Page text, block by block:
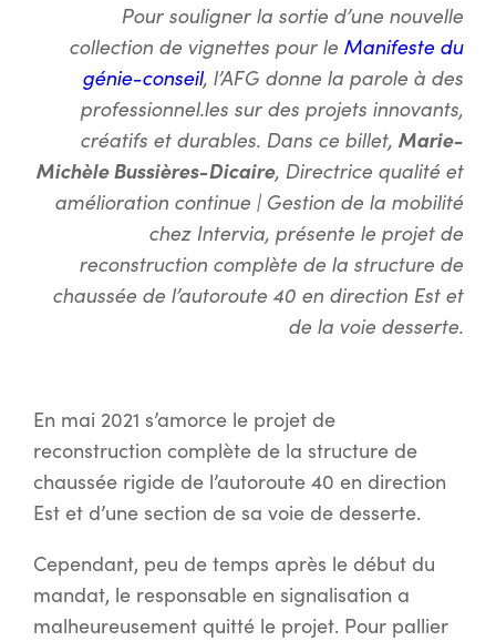
Pour souligner la sortie d’une nouvelle
collection de vignettes pour le Manifeste du
génie-conseil, l’AFG donne la parole à des
professionnel.les sur des projets innovants,
créatifs et durables. Dans ce billet, Marie-
Michèle Bussières-Dicaire, Directrice qualité et
amélioration continue | Gestion de la mobilité
chez Intervia, présente le projet de
reconstruction complète de la structure de
chaussée de l’autoroute 40 en direction Est et
de la voie desserte.
En mai 2021 s’amorce le projet de
reconstruction complète de la structure de
chaussée rigide de l’autoroute 40 en direction
Est et d’une section de sa voie de desserte.
Cependant, peu de temps après le début du
mandat, le responsable en signalisation a
malheureusement quitté le projet. Pour pallier